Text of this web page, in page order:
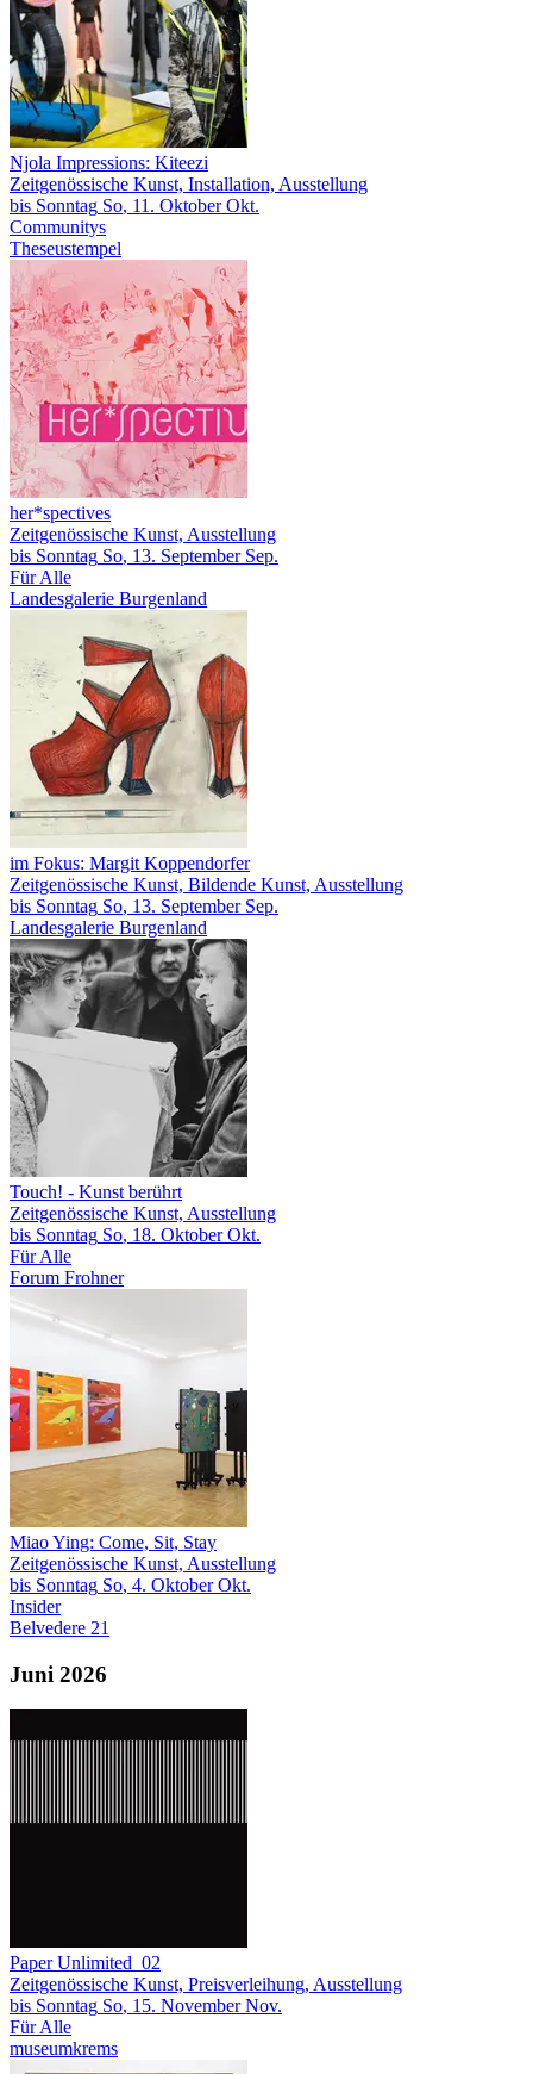
Njola Impressions: Kiteezi
Zeitgenössische Kunst, Installation, Ausstellung
bis Sonntag So, 11. Oktober Okt.
Communitys
Theseustempel
her*spectives
Zeitgenössische Kunst, Ausstellung
bis Sonntag So, 13. September Sep.
Für Alle
Landesgalerie Burgenland
im Fokus: Margit Koppendorfer
Zeitgenössische Kunst, Bildende Kunst, Ausstellung
bis Sonntag So, 13. September Sep.
Landesgalerie Burgenland
Touch! - Kunst berührt
Zeitgenössische Kunst, Ausstellung
bis Sonntag So, 18. Oktober Okt.
Für Alle
Forum Frohner
Miao Ying: Come, Sit, Stay
Zeitgenössische Kunst, Ausstellung
bis Sonntag So, 4. Oktober Okt.
Insider
Belvedere 21
Juni 2026
Paper Unlimited_02
Zeitgenössische Kunst, Preisverleihung, Ausstellung
bis Sonntag So, 15. November Nov.
Für Alle
museumkrems